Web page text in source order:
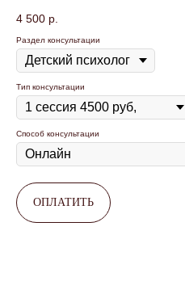
4 500 р.
Раздел консультации
Тип консультации
Способ консультации
ОПЛАТИТЬ